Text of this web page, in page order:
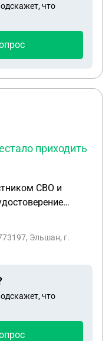
что
приходить
СВО и
Мне
2025 меня
пожалуйста в
Эльшан, г.
что